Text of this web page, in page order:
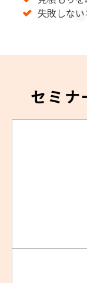
失敗しな
セミナ